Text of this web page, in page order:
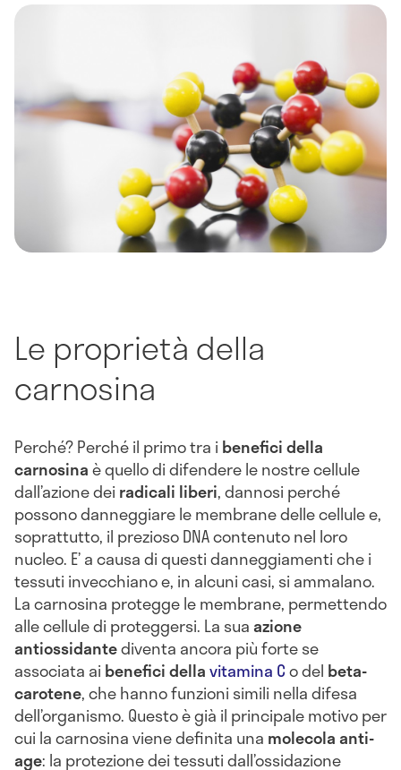
Le proprietà della
carnosina
Perché? Perché il primo tra i benefici della
carnosinaè quello di difendere le nostre cellule
dall’azione dei radicali liberi, dannosi perché
possono danneggiare le membrane delle cellule e,
soprattutto, il prezioso DNA contenuto nel loro
nucleo. E’ a causa di questi danneggiamenti che i
tessuti invecchiano e, in alcuni casi, si ammalano.
La carnosina protegge le membrane, permettendo
alle cellule di proteggersi. La suaazione
antiossidantediventa ancora più forte se
associata ai benefici dellavitamina Co del beta-
carotene, che hanno funzioni simili nella difesa
dell’organismo. Questo è già il principale motivo per
cui la carnosina viene definita una molecola anti-
age: la protezione dei tessuti dall’ossidazione